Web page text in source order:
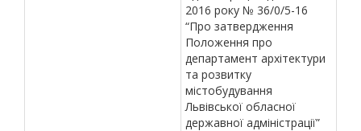
2016 року № 36/0/5-16
“Про затвердження
Положення про
департамент архітектури
та розвитку
містобудування
Львівської обласної
державної адміністрації”